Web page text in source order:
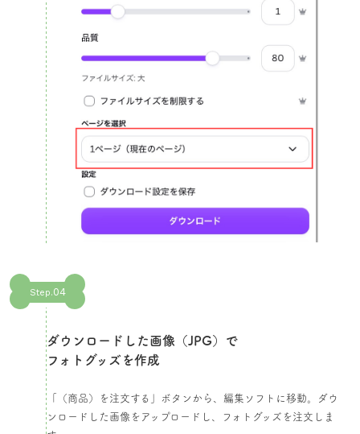
Step.04
ダウンロードした画像（JPG）で
フォトグッズを作成​
「（商品）を注文する」ボタンから、編集ソフトに移動。ダウ
ンロードした画像をアップロードし、フォトグッズを注文しま